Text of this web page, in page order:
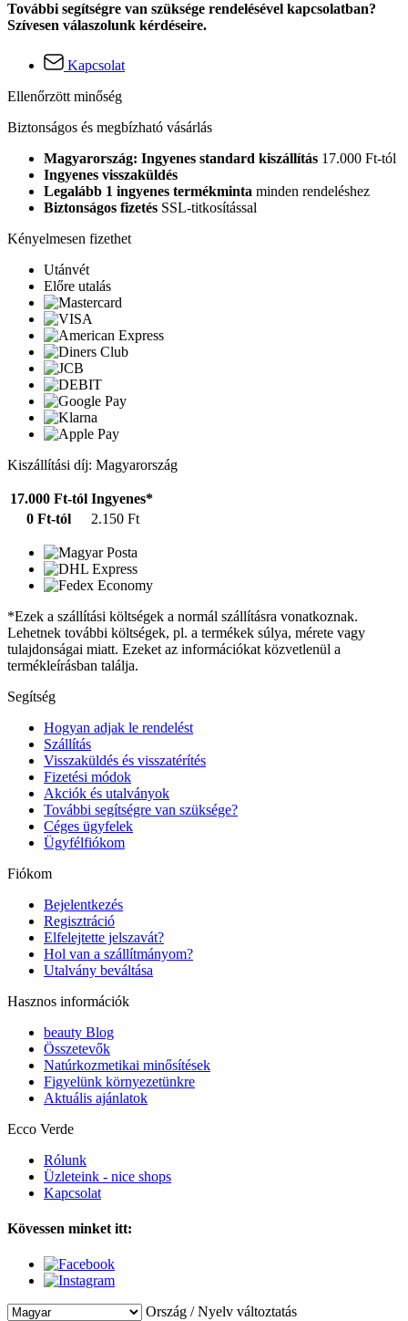
További segítségre van szüksége rendelésével kapcsolatban?
Szívesen válaszolunk kérdéseire.
Kapcsolat
Ellenőrzött minőség
Biztonságos és megbízható vásárlás
Magyarország: Ingyenes standard kiszállítás 17.000 Ft-tól
Ingyenes visszaküldés
Legalább 1 ingyenes termékminta minden rendeléshez
Biztonságos fizetés SSL-titkosítással
Kényelmesen fizethet
Utánvét
Előre utalás
Kiszállítási díj: Magyarország
17.000 Ft-tól Ingyenes*
0 Ft-tól
2.150 Ft
*Ezek a szállítási költségek a normál szállításra vonatkoznak.
Lehetnek további költségek, pl. a termékek súlya, mérete vagy
tulajdonságai miatt. Ezeket az információkat közvetlenül a
termékleírásban találja.
Segítség
Hogyan adjak le rendelést
Szállítás
Visszaküldés és visszatérítés
Fizetési módok
Akciók és utalványok
További segítségre van szüksége?
Céges ügyfelek
Ügyfélfiókom
Fiókom
Bejelentkezés
Regisztráció
Elfelejtette jelszavát?
Hol van a szállítmányom?
Utalvány beváltása
Hasznos információk
beauty Blog
Összetevők
Natúrkozmetikai minősítések
Figyelünk környezetünkre
Aktuális ajánlatok
Ecco Verde
Rólunk
Üzleteink - nice shops
Kapcsolat
Kövessen minket itt:
Ország / Nyelv változtatás